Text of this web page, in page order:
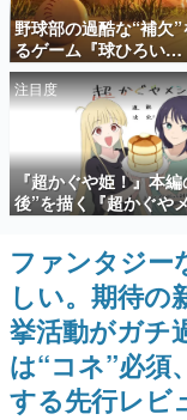
アプリセール情報
インタビュー
連載・特
殿堂
SNS拡
ど。多
事をま
ゲー
名作ゲ
聞きし
きます。
赫本
この物
の形を
野球部の過酷な“補欠
るゲーム『球ひろい
Simulator』が「1件
シュリストをもとに
対応しSNSで話題に
ダム・カム』開発元や
プロ野球選手から称賛
注目度
『超かぐや姫！』本
後”を描く『超かぐや
Web連載決定。新た
ガレーベル「ビビビコ
にて特別話が掲載ス
のお話には…まだ続き
ファンタジー
しい。期待の
挙活動がガチ
は“コネ”必須
する先行レビ